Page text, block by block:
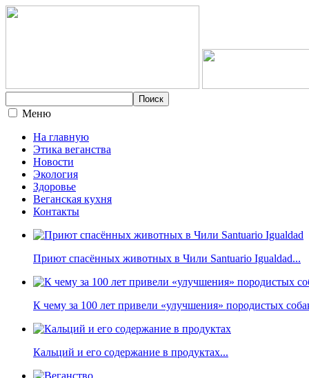
Меню
На главную
Этика веганства
Новости
Экология
Здоровье
Веганская кухня
Контакты
Приют спасённых животных в Чили Santuario Igualdad...
К чему за 100 лет привели «улучшения» породистых
Кальций и его содержание в продуктах...